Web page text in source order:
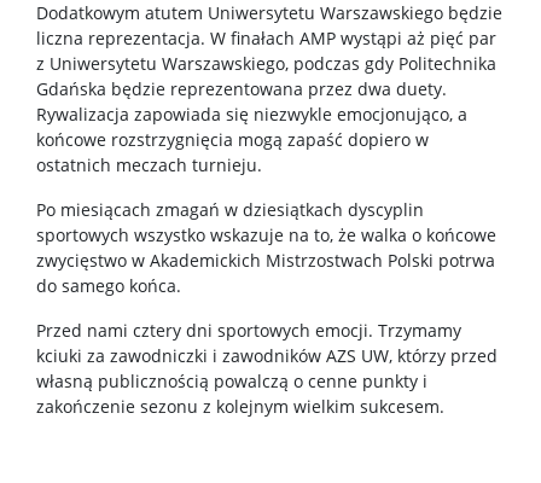
Dodatkowym atutem Uniwersytetu Warszawskiego będzie
liczna reprezentacja. W finałach AMP wystąpi aż pięć par
z Uniwersytetu Warszawskiego, podczas gdy Politechnika
Gdańska będzie reprezentowana przez dwa duety.
Rywalizacja zapowiada się niezwykle emocjonująco, a
końcowe rozstrzygnięcia mogą zapaść dopiero w
ostatnich meczach turnieju.
Po miesiącach zmagań w dziesiątkach dyscyplin
sportowych wszystko wskazuje na to, że walka o końcowe
zwycięstwo w Akademickich Mistrzostwach Polski potrwa
do samego końca.
Przed nami cztery dni sportowych emocji. Trzymamy
kciuki za zawodniczki i zawodników AZS UW, którzy przed
własną publicznością powalczą o cenne punkty i
zakończenie sezonu z kolejnym wielkim sukcesem.